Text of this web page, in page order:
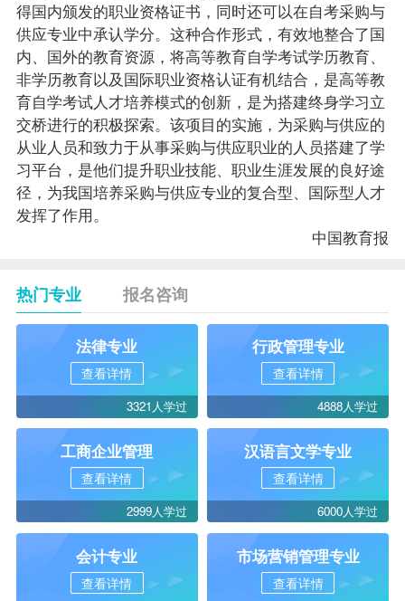
得国内颁发的职业资格证书，同时还可以在自考采购与
供应专业中承认学分。这种合作形式，有效地整合了国
内、国外的教育资源，将高等教育自学考试学历教育、
非学历教育以及国际职业资格认证有机结合，是高等教
育自学考试人才培养模式的创新，是为搭建终身学习立
交桥进行的积极探索。该项目的实施，为采购与供应的
从业人员和致力于从事采购与供应职业的人员搭建了学
习平台，是他们提升职业技能、职业生涯发展的良好途
径，为我国培养采购与供应专业的复合型、国际型人才
发挥了作用。
中国教育报
热门专业 报名咨询
法律专业
查看详情
3321人学过
行政管理专业
查看详情
4888人学过
工商企业管理
查看详情
2999人学过
汉语言文学专业
查看详情
6000人学过
会计专业
查看详情
市场营销管理专业
查看详情